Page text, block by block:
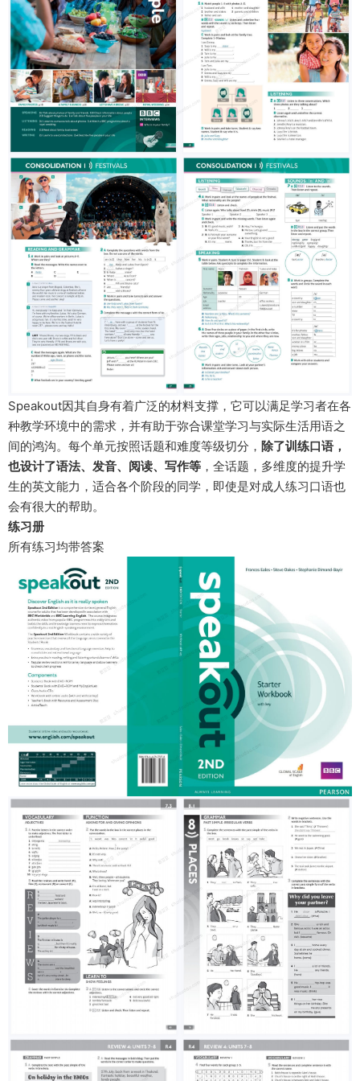
Speakout因其自身有着广泛的材料支撑，它可以满足学习者在各
种教学环境中的需求，并有助于弥合课堂学习与实际生活用语之
间的鸿沟。每个单元按照话题和难度等级切分， 除了训练口语，
也设计了语法、发音、阅读、写作等 ，全话题，多维度的提升学
生的英文能力，适合各个阶段的同学，即使是对成人练习口语也
会有很大的帮助。
练习册
所有练习均带答案